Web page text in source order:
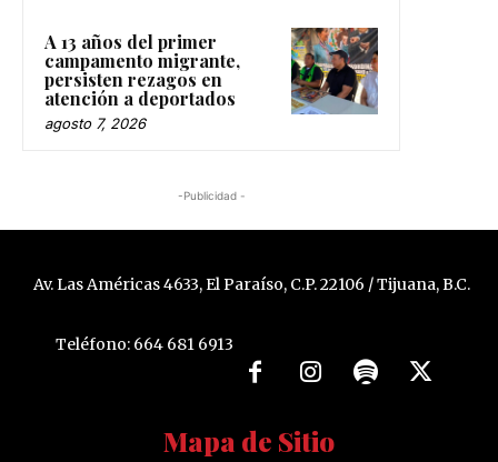
A 13 años del primer
campamento migrante,
persisten rezagos en
atención a deportados
agosto 7, 2026
-Publicidad -
Av. Las Américas 4633, El Paraíso, C.P. 22106 / Tijuana, B.C.
Teléfono: 664 681 6913
Mapa de Sitio